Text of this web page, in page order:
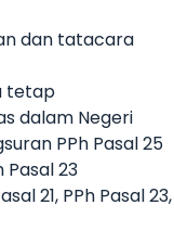
dan tatacara
tetap
dalam Negeri
PPh Pasal 25
Pasal 23
21, PPh Pasal 23,